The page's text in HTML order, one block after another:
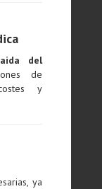
del
de
y
ya